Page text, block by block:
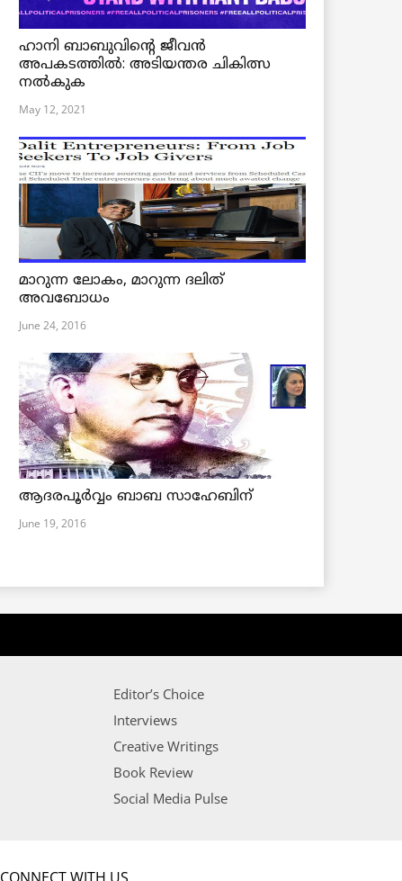
ഹാനി ബാബുവിന്റെ ജീവൻ
അപകടത്തിൽ: അടിയന്തര ചികിത്സ
നൽകുക
May 12, 2021
മാറുന്ന ലോകം, മാറുന്ന ദലിത്
അവബോധം
June 24, 2016
ആദരപൂര്‍വ്വം ബാബ സാഹേബിന്
June 19, 2016
Editor’s Choice
Interviews
Creative Writings
Book Review
Social Media Pulse